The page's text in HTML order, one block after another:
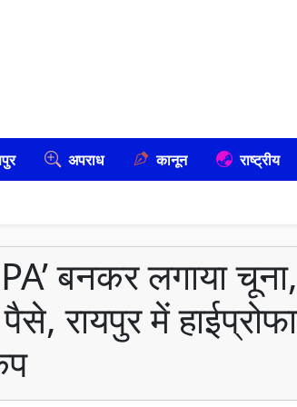
अपराध कानून राष्ट्रीय
बनकर लगाया चूना,
रायपुर में